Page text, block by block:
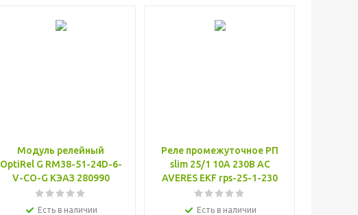
Модуль релейный
OptiRel G RM38-51-24D-6-
V-CO-G КЭАЗ 280990
Есть в наличии
Реле промежуточное РП
slim 25/1 10A 230В AC
AVERES EKF rps-25-1-230
Есть в наличии